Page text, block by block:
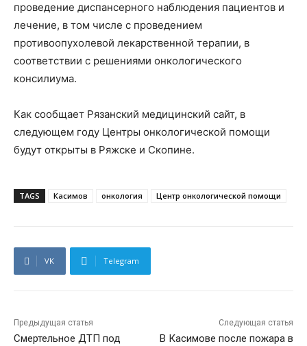
проведение диспансерного наблюдения пациентов и
лечение, в том числе с проведением
противоопухолевой лекарственной терапии, в
соответствии с решениями онкологического
консилиума.
Как сообщает Рязанский медицинский сайт, в
следующем году Центры онкологической помощи
будут открыты в Ряжске и Скопине.
TAGS Касимов онкология Центр онкологической помощи
VK Telegram
Предыдущая статья
Смертельное ДТП под
Следующая статья
В Касимове после пожара в